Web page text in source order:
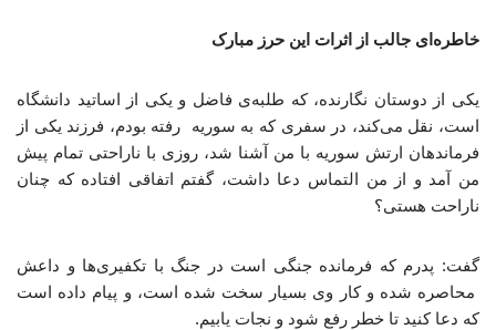
خاطره‌ای جالب از اثرات این حرز مبارک
یکی از دوستان نگارنده، که طلبه‌ی فاضل و یکی از اساتید دانشگاه‌
است، نقل می‌کند، در سفری که به سوریه رفته بودم، فرزند یکی از
فرماندهان ارتش سوریه با من آشنا شد، روزی با ناراحتی تمام پیش
من آمد و از من التماس دعا داشت، گفتم اتفاقی افتاده که چنان
ناراحت هستی؟
گفت: پدرم که فرمانده جنگی است در جنگ با تکفیری‌ها و داعش
محاصره شده و کار وی بسیار سخت شده است، و پیام داده است
که دعا کنید تا خطر رفع شود و نجات یابیم.